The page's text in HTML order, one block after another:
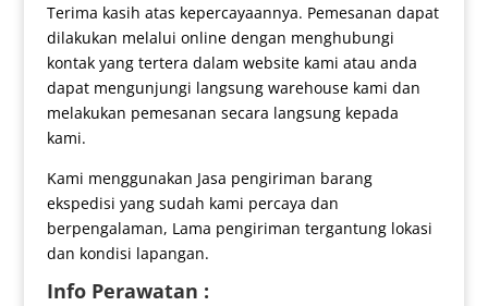
Terima kasih atas kepercayaannya. Pemesanan dapat
dilakukan melalui online dengan menghubungi
kontak yang tertera dalam website kami atau anda
dapat mengunjungi langsung warehouse kami dan
melakukan pemesanan secara langsung kepada
kami.
Kami menggunakan Jasa pengiriman barang
ekspedisi yang sudah kami percaya dan
berpengalaman, Lama pengiriman tergantung lokasi
dan kondisi lapangan.
Info Perawatan :